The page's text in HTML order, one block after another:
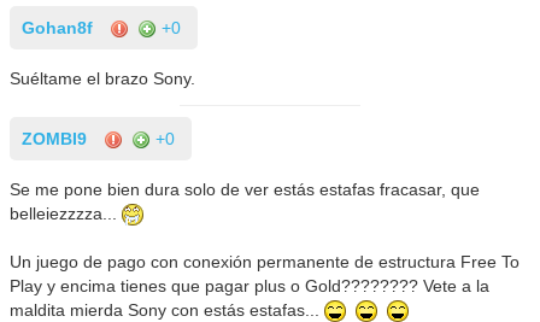
Gohan8f +0
Suéltame el brazo Sony.
ZOMBI9 +0
Se me pone bien dura solo de ver estás estafas fracasar, que
belleiezzzza...
Un juego de pago con conexión permanente de estructura Free To
Play y encima tienes que pagar plus o Gold???????? Vete a la
maldita mierda Sony con estás estafas...